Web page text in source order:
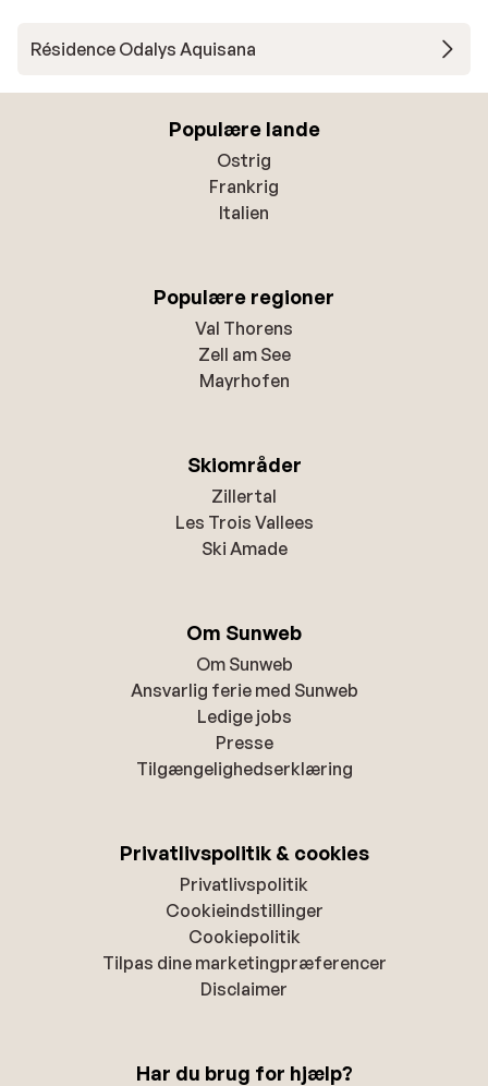
Résidence Odalys Aquisana
Populære lande
Ostrig
Frankrig
Italien
Populære regioner
Val Thorens
Zell am See
Mayrhofen
Skiområder
Zillertal
Les Trois Vallees
Ski Amade
Om Sunweb
Om Sunweb
Ansvarlig ferie med Sunweb
Ledige jobs
Presse
Tilgængelighedserklæring
Privatlivspolitik & cookies
Privatlivspolitik
Cookieindstillinger
Cookiepolitik
Tilpas dine marketingpræferencer
Disclaimer
Har du brug for hjælp?